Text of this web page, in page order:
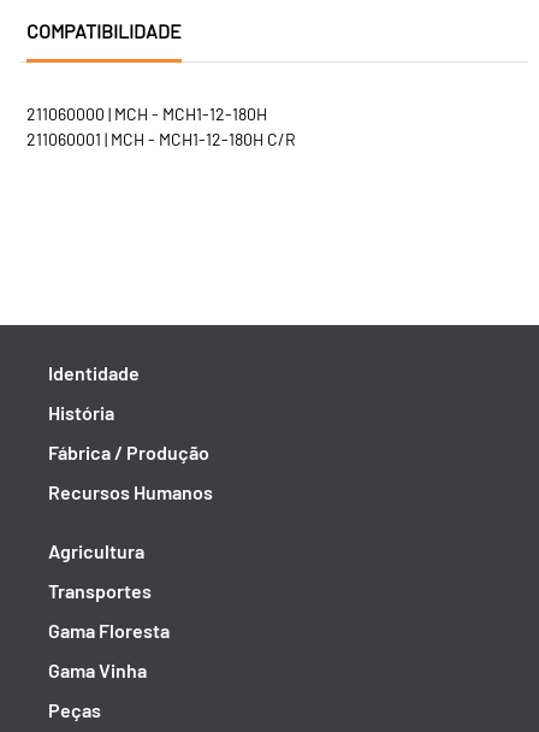
COMPATIBILIDADE
211060000 | MCH - MCH1-12-180H
211060001 | MCH - MCH1-12-180H C/R
Identidade
História
Fábrica / Produção
Recursos Humanos
Agricultura
Transportes
Gama Floresta
Gama Vinha
Peças